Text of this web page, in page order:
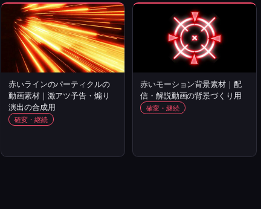
赤いラインのパーティクルの
動画素材｜激アツ予告・煽り
演出の合成用
確変・継続
赤いモーション背景素材｜配
信・解説動画の背景づくり用
確変・継続